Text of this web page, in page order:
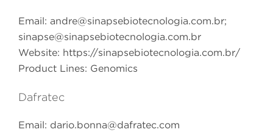
Email: andre@sinapsebiotecnologia.com.br;
sinapse@sinapsebiotecnologia.com.br
Website: https://sinapsebiotecnologia.com.br/
Product Lines: Genomics
Dafratec
Email: dario.bonna@dafratec.com